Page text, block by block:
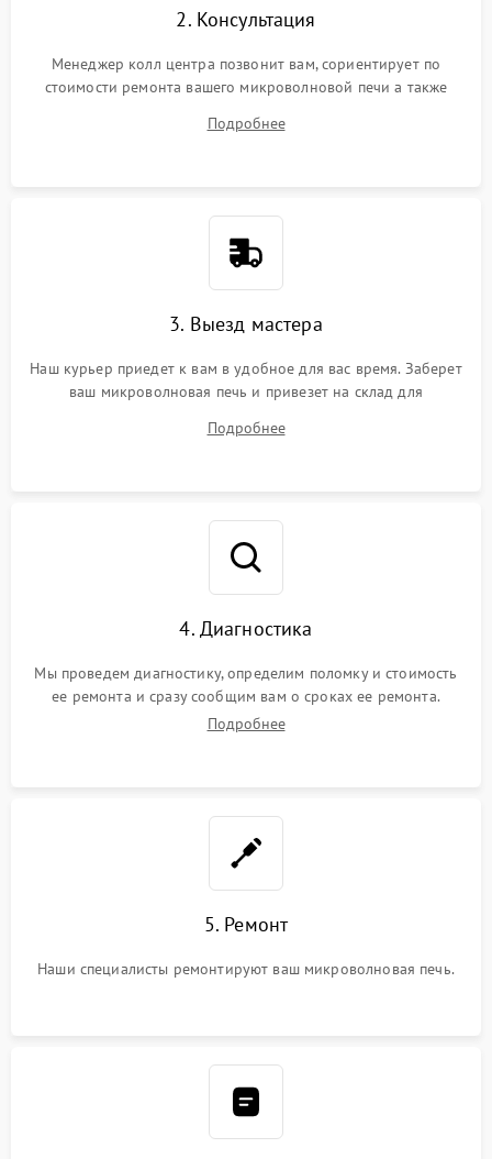
2. Консультация
Менеджер колл центра позвонит вам, сориентирует по
стоимости ремонта вашего микроволновой печи а также
Подробнее
3. Выезд мастера
Наш курьер приедет к вам в удобное для вас время. Заберет
ваш микроволновая печь и привезет на склад для
Подробнее
4. Диагностика
Мы проведем диагностику, определим поломку и стоимость
ее ремонта и сразу сообщим вам о сроках ее ремонта.
Подробнее
5. Ремонт
Наши специалисты ремонтируют ваш микроволновая печь.